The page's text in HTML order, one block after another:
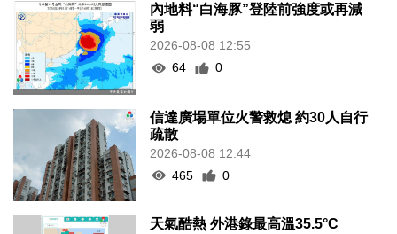
內地料“白海豚”登陸前強度或再減
弱
2026-08-08 12:55
64
0
信達廣場單位火警救熄 約30人自行
疏散
2026-08-08 12:44
465
0
天氣酷熱 外港錄最高溫35.5°C